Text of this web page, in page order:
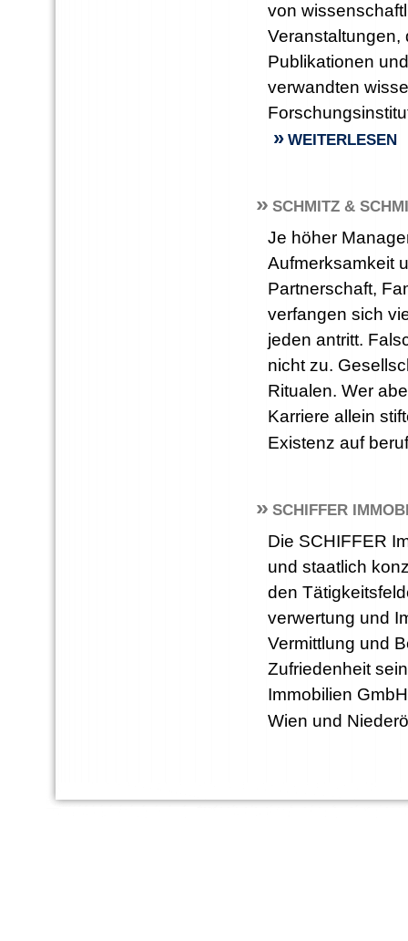
von
Veranstaltungen,
Publikationen
verwandten
» WEITERLESEN
» SCHMITZ &
Je höher
Aufmerksamkeit
Partnerschaft,
verfangen sich
jeden antritt.
nicht zu.
Ritualen. Wer
Karriere allein
Existenz auf
» SCHIFFER
Die SCHIFFER
und staatlich
den
verwertung und
Vermittlung und
Zufriedenheit
Immobilien
Wien und